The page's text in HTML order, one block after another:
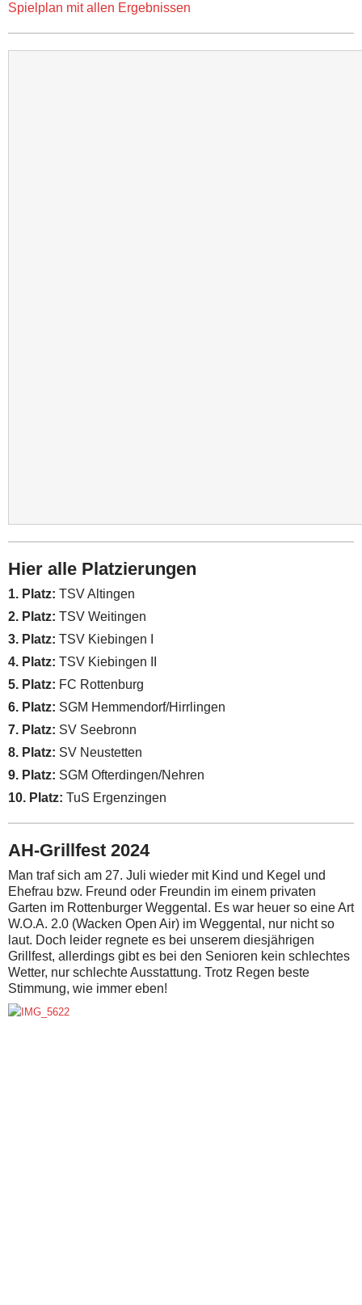
Spielplan mit allen Ergebnissen
Hier alle Platzierungen
1. Platz: TSV Altingen
2. Platz: TSV Weitingen
3. Platz: TSV Kiebingen I
4. Platz: TSV Kiebingen II
5. Platz: FC Rottenburg
6. Platz: SGM Hemmendorf/Hirrlingen
7. Platz: SV Seebronn
8. Platz: SV Neustetten
9. Platz: SGM Ofterdingen/Nehren
10. Platz: TuS Ergenzingen
AH-Grillfest 2024
Man traf sich am 27. Juli wieder mit Kind und Kegel und
Ehefrau bzw. Freund oder Freundin im einem privaten
Garten im Rottenburger Weggental. Es war heuer so eine Art
W.O.A. 2.0 (Wacken Open Air) im Weggental, nur nicht so
laut. Doch leider regnete es bei unserem diesjährigen
Grillfest, allerdings gibt es bei den Senioren kein schlechtes
Wetter, nur schlechte Ausstattung. Trotz Regen beste
Stimmung, wie immer eben!